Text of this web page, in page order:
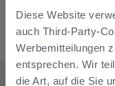
Diese Website
auch Third-Party-
Werbemitteilungen
entsprechen. Wir
die Art, auf die Sie
Röhrenheizkörper aus
91W